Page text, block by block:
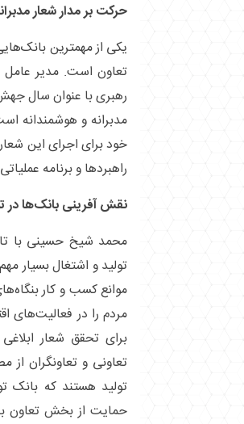
حرکت بر مدار شعار
یکی از مهمترین
تعاون است. مدیر عامل
رهبری با عنوان سال
مدبرانه و هوشمندانه
خود برای اجرای این
راهبرد‌ها و برنامه
نقش آفرینی بانک‌ها در
محمد شیخ حسینی با
تولید و اشتغال بسیار
موانع کسب و کار
مردم را در فعالیت‌های
برای تحقق شعار
تعاونی و تعاونگران
تولید هستند که بانک
حمایت از بخش تعاون